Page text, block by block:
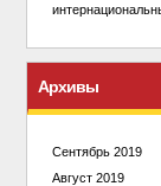
Архивы
Сентябрь 2019
Август 2019